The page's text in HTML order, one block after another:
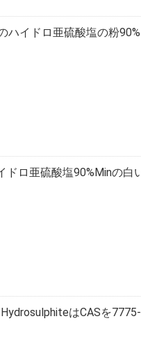
ハイドロ亜硫酸塩の粉
ドロ亜硫酸塩90%Minの白
はCASを